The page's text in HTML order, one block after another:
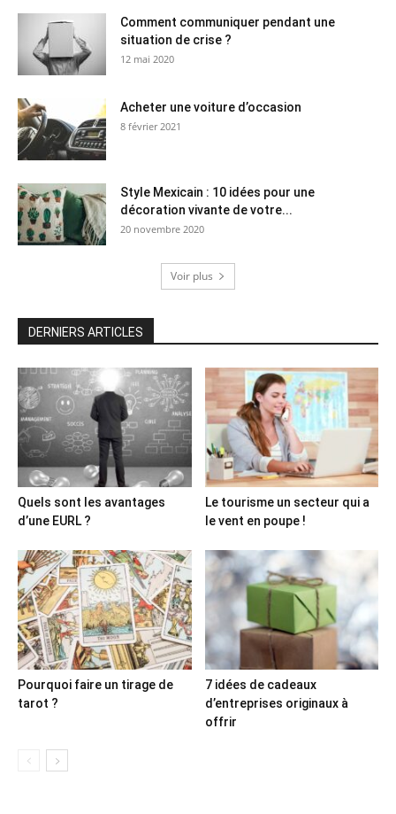
Comment communiquer pendant une
situation de crise ?
12 mai 2020
Acheter une voiture d’occasion
8 février 2021
Style Mexicain : 10 idées pour une
décoration vivante de votre...
20 novembre 2020
Voir plus
DERNIERS ARTICLES
Quels sont les avantages
d’une EURL ?
Le tourisme un secteur qui a
le vent en poupe !
Pourquoi faire un tirage de
tarot ?
7 idées de cadeaux
d’entreprises originaux à
offrir